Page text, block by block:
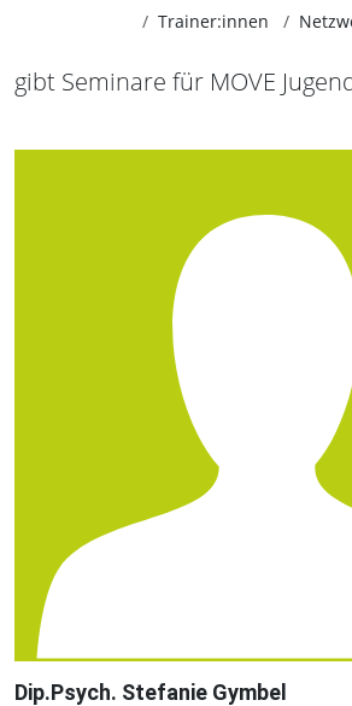
Trainer:innen
gibt Seminare für MOVE
Dip.Psych. Stefanie Gymbel